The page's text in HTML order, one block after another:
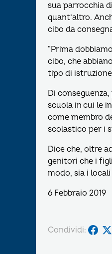
sua parrocchia
quant’altro.
cibo da
“Prima
cibo, che
tipo di
Di
scuola in cui le
come membro
scolastico per i
Dice che, oltre
genitori che i
modo, sia i
6 Febbraio 2019
Condividi: